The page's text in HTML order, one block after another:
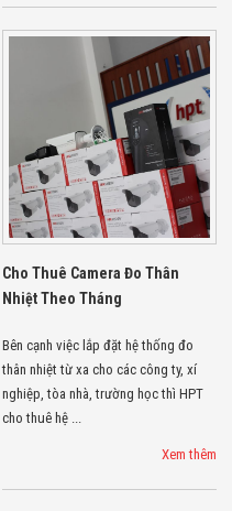
Cho Thuê Camera Đo Thân
Nhiệt Theo Tháng
Bên cạnh việc lắp đặt hệ thống đo
thân nhiệt từ xa cho các công ty, xí
nghiệp, tòa nhà, trường học thì HPT
cho thuê hệ ...
Xem thêm